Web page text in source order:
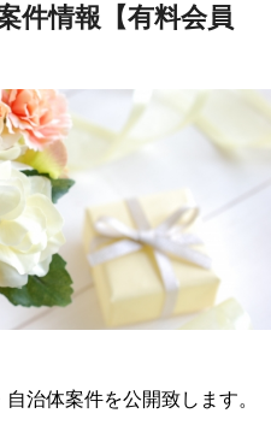
件情報【有料会員
治体案件を公開致します。